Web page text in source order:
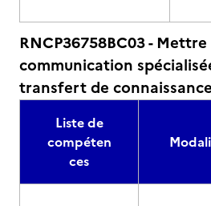
RNCP36758BC03 -
communication
transfert de
Liste de
compéten
ces